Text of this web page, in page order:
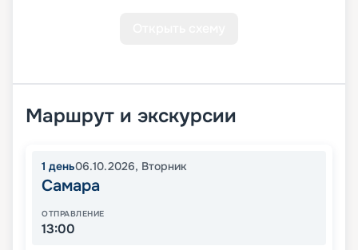
Маршрут и экскурсии
1 день06.10.2026, Вторник
Самара
ОТПРАВЛЕНИЕ
13:00